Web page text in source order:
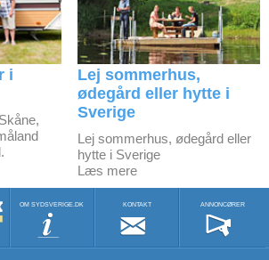
i
Lej sommerhus,
ødegård eller hytte i
Sverige
Lej sommerhus, ødegård eller
hytte i Sverige
Læs mere
OM SYDSVERIGE.DK KONTAKT ANNONCØRER